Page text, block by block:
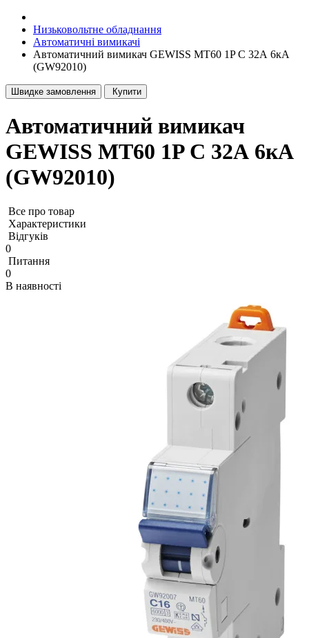
Низьковольтне обладнання
Автоматичні вимикачі
Автоматичний вимикач GEWISS МТ60 1P C 32А 6кА
(GW92010)
Швидке замовлення Купити
Автоматичний вимикач
GEWISS МТ60 1P C 32А 6кА
(GW92010)
Все про товар
Характеристики
Відгуків
0
Питання
0
В наявності